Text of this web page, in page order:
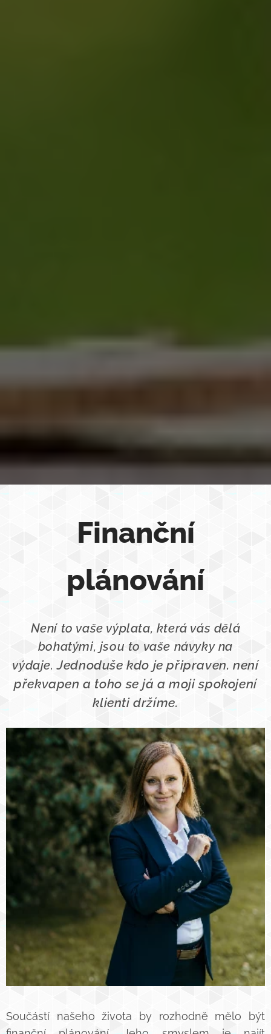
Finanční
plánování
Není to vaše výplata, která vás dělá
bohatými, jsou to vaše návyky na
výdaje. Jednoduše kdo je připraven, není
překvapen a tohose já a moji spokojení
klienti držíme.
Součástí našeho života by rozhodně mělo být